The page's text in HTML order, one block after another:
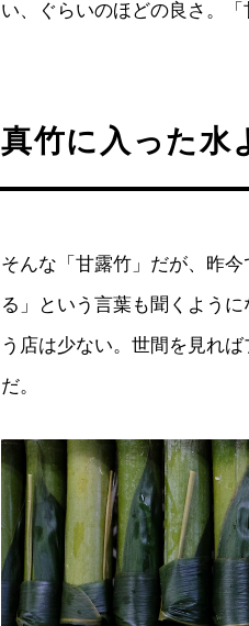
い、ぐらいのほどの良さ。
真竹に入った水
そんな「甘露竹」だが、昨
る」という言葉も聞くよう
う店は少ない。世間を見れ
だ。